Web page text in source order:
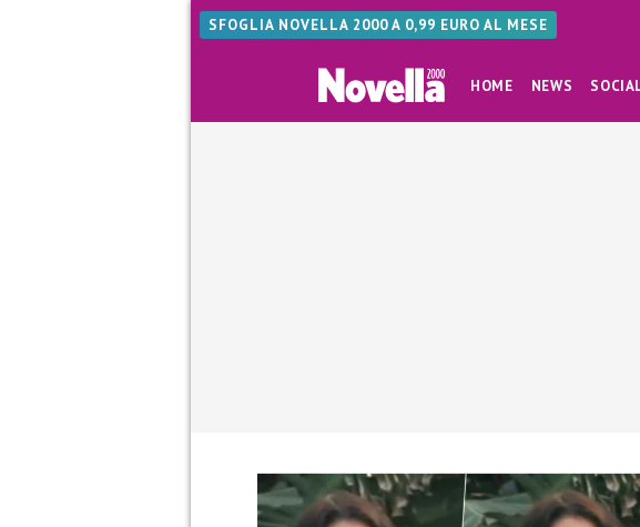
SFOGLIA NOVELLA 2000 A 0,99 EURO AL MESE
HOME NEWS